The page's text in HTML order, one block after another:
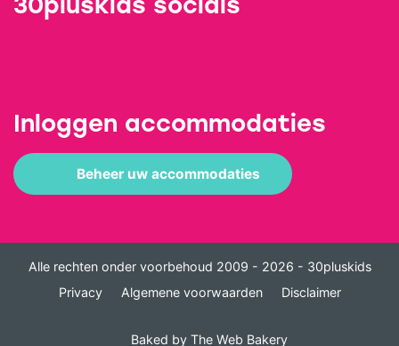
Inloggen accommodaties
Beheer uw accommodaties
Alle rechten onder voorbehoud 2009 - 2026 - 30pluskids
Privacy
Algemene voorwaarden Disclaimer
Baked by The Web Bakery